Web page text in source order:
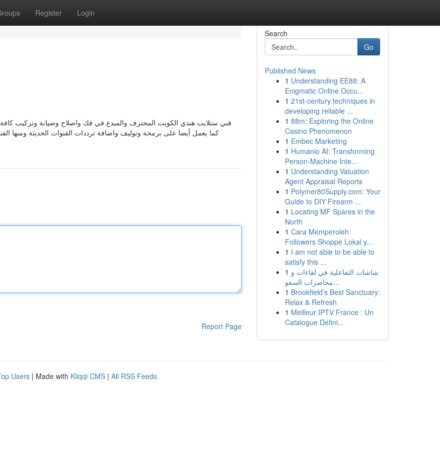
Register Login
فني ستلايت هندي الكويت المحترف والمبدع في فك واصلاح وصيانة وتركيب كافة
كما يعمل أيضا على برمجة وتوليف واضافة ترددات القنوات الحديثة ومنها
Report Page
Search
Go
Published News
1 Understanding EE88: A
Enigmatic Online Occu...
1 21st-century techniques in
developing reliable ...
1 88m: Exploring the Online
Casino Phenomenon
1 Embec Marketing
1 Humanio AI: Transforming
Person-Machine Inte...
1 Understanding Valuation
Agent Appraisal Reports
1 Polymer80Supply.com: Your
Guide to DIY Firearm ...
1 Locating MF Spares in the
North
1 Cara Memperoleh
Followers Shoppe Lokal y...
1 I am not able to be able to
satisfy this ...
1 شاشات التفاعلية في لقاءات و
محاضرات السعو...
1 Brookfield's Best Sanctuary:
Relax & Refresh
1 Meilleur IPTV France : Un
Catalogue Défini...
Users | Made with Kliqqi CMS | All RSS Feeds